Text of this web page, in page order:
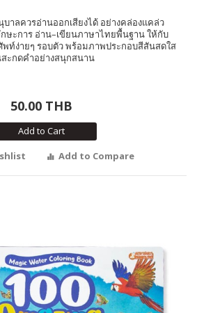
าลควรอ่านออกเสียงได้ อย่างคล่องแคล่ว
ษะการ อ่าน–เขียนภาษาไทยพื้นฐาน ให้กับ
ท์ง่ายๆ รอบตัว พร้อมภาพประกอบสีสันสดใส
ะกดคำอย่างสนุกสนาน
50.00 THB
Add to Cart
Add to Compare